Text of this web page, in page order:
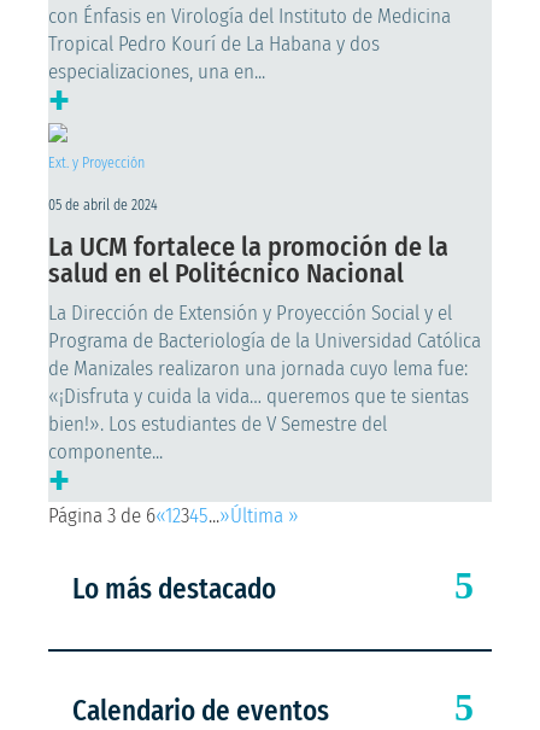
con Énfasis en Virología del Instituto de Medicina
Tropical Pedro Kourí de La Habana y dos
especializaciones, una en...
+
Ext. y Proyección
05 de abril de 2024
La UCM fortalece la promoción de la
salud en el Politécnico Nacional
La Dirección de Extensión y Proyección Social y el
Programa de Bacteriología de la Universidad Católica
de Manizales realizaron una jornada cuyo lema fue:
«¡Disfruta y cuida la vida… queremos que te sientas
bien!». Los estudiantes de V Semestre del
componente...
+
Página 3 de 6«12345...»Última »
Lo más destacado
Calendario de eventos